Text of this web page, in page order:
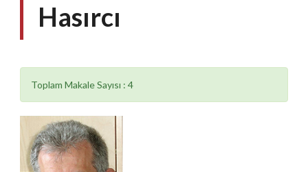
Hasırcı
Toplam Makale Sayısı : 4